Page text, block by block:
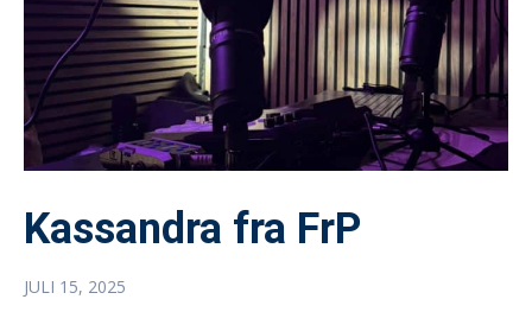
Kassandra fra FrP
JULI 15, 2025